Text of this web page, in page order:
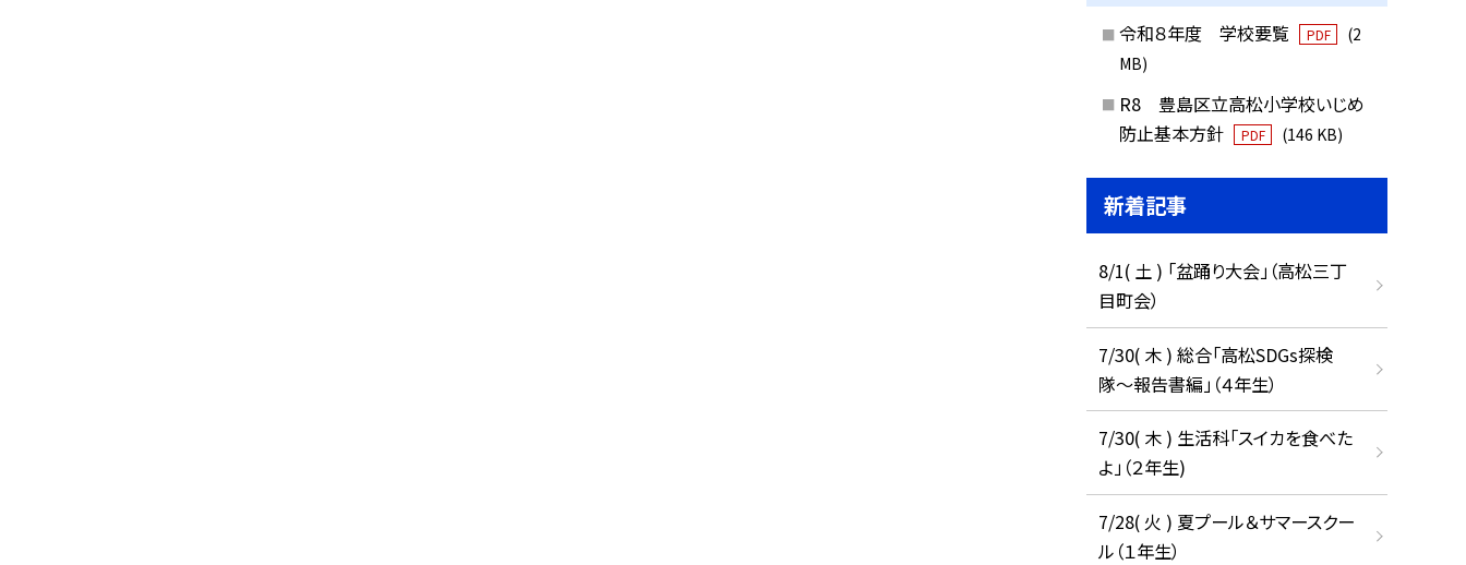
令和８年度 学校要覧 PDF
(2
MB)
R8 豊島区立高松小学校いじめ
防止基本方針
PDF (146 KB)
新着記事
8/1( 土 ) 「盆踊り大会」（高松三丁
目町会）
7/30( 木 ) 総合「高松SDGs探検
隊〜報告書編」（４年生）
7/30( 木 ) 生活科「スイカを食べた
よ」（２年生)
7/28( 火 ) 夏プール＆サマースクー
ル（１年生）